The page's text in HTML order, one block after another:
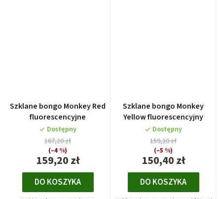
Szklane bongo Monkey Red
fluorescencyjne
Dostępny
159,20 zł
167,20 zł
(–4 %)
DO KOSZYKA
Szklane bongo Monkey
Yellow fluorescencyjny
Dostępny
150,40 zł
159,20 zł
(–5 %)
DO KOSZYKA